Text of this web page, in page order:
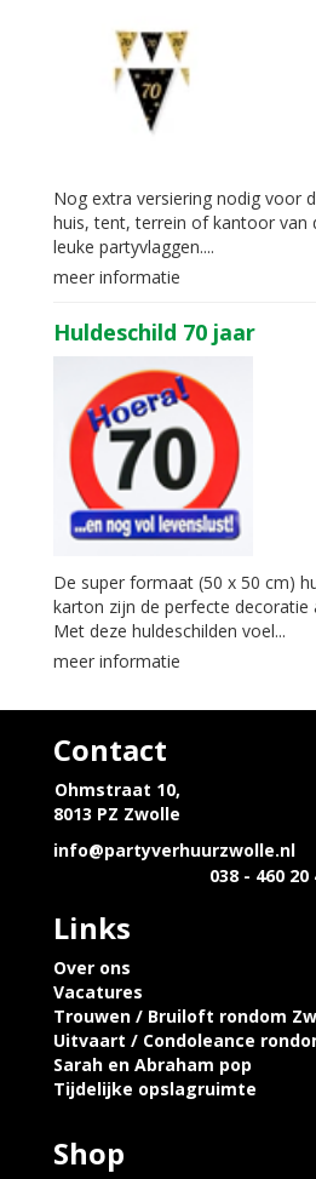
Nog extra versiering nodig voor
huis, tent, terrein of kantoor van
leuke partyvlaggen....
meer informatie
Huldeschild 70 jaar
De super formaat (50 x 50 cm)
karton zijn de perfecte decoratie
Met deze huldeschilden voel...
meer informatie
Contact
Ohmstraat 10,
8013 PZ Zwolle
info@partyverhuurzwolle.nl
038 - 460 20
Links
Over ons
Vacatures
Trouwen / Bruiloft rondom
Uitvaart / Condoleance
Sarah en Abraham pop
Tijdelijke opslagruimte
Shop